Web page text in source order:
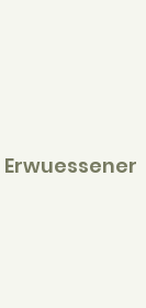
Erwuessener